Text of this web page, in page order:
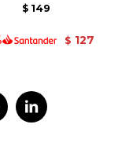
$ 149
$ 127
